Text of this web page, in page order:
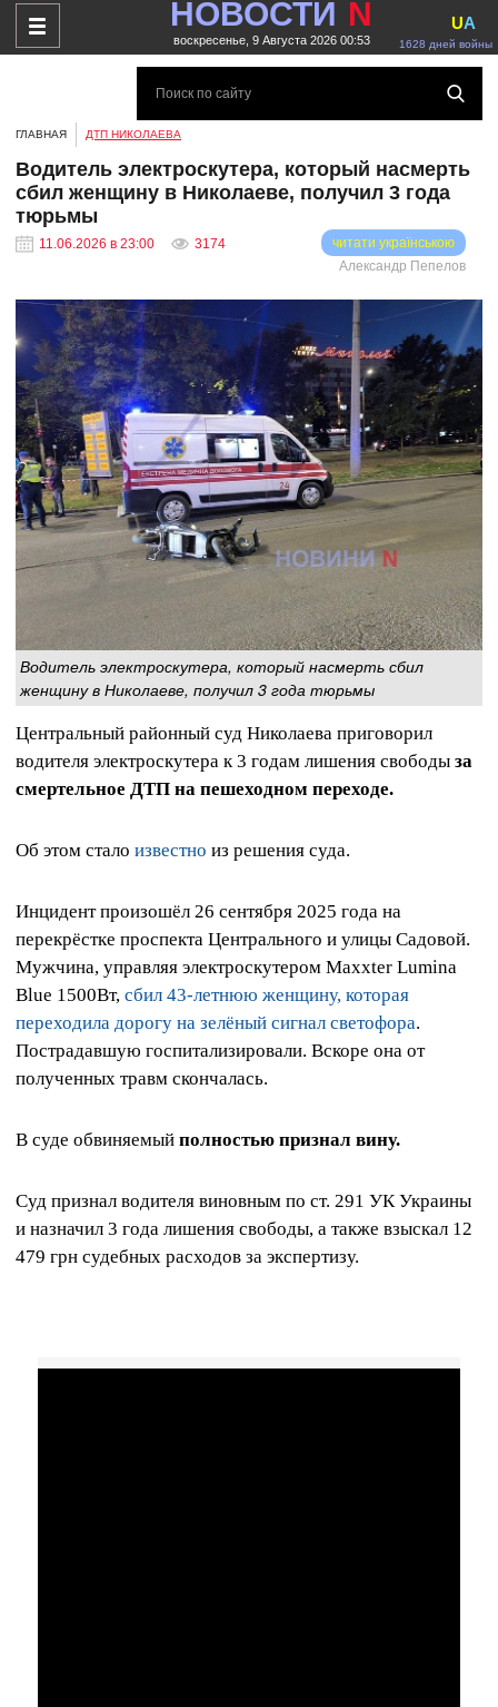
НОВОСТИ N
воскресенье, 9 Августа 2026 00:53 1628 дней войны
UA
ГЛАВНАЯ ДТП НИКОЛАЕВА
Водитель электроскутера, который насмерть
сбил женщину в Николаеве, получил 3 года
тюрьмы
11.06.2026 в 23:00 3174
читати українською
Александр Пепелов
Водитель электроскутера, который насмерть сбил
женщину в Николаеве, получил 3 года тюрьмы
Центральный районный суд Николаева приговорил
водителя электроскутера к 3 годам лишения свободы за
смертельное ДТП на пешеходном переходе.
Об этом стало известно из решения суда.
Инцидент произошёл 26 сентября 2025 года на
перекрёстке проспекта Центрального и улицы Садовой.
Мужчина, управляя электроскутером Maxxter Lumina
Blue 1500Bт, сбил 43-летнюю женщину, которая
переходила дорогу на зелёный сигнал светофора.
Пострадавшую госпитализировали. Вскоре она от
полученных травм скончалась.
В суде обвиняемый полностью признал вину.
Суд признал водителя виновным по ст. 291 УК Украины
и назначил 3 года лишения свободы, а также взыскал 12
479 грн судебных расходов за экспертизу.